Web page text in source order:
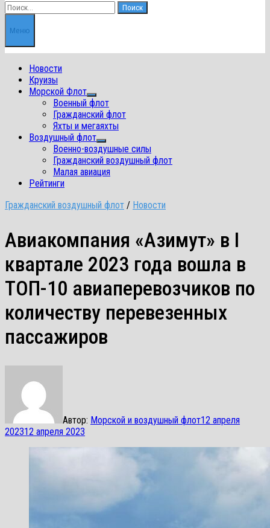
Найти:
Меню
Новости
Круизы
Морской Флот
Показать
подменю
Военный флот
Гражданский флот
Яхты и мегаяхты
Воздушный флот
Показать
подменю
Военно-воздушные силы
Гражданский воздушный флот
Малая авиация
Рейтинги
Гражданский воздушный флот / Новости
Авиакомпания «Азимут» в I
квартале 2023 года вошла в
ТОП-10 авиаперевозчиков по
количеству перевезенных
пассажиров
Автор: Морской и воздушный флот12 апреля
202312 апреля 2023